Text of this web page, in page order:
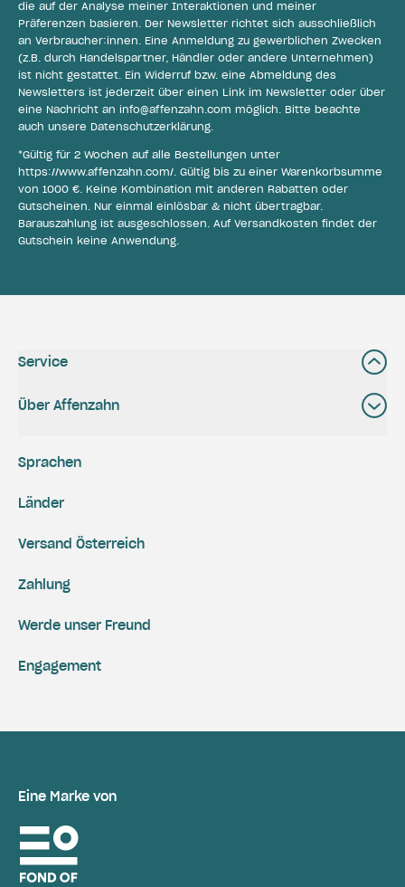
die auf der Analyse meiner Interaktionen und meiner
Präferenzen basieren. Der Newsletter richtet sich ausschließlich
an Verbraucher:innen. Eine Anmeldung zu gewerblichen Zwecken
(z.B. durch Handelspartner, Händler oder andere Unternehmen)
ist nicht gestattet. Ein Widerruf bzw. eine Abmeldung des
Newsletters ist jederzeit über einen Link im Newsletter oder über
eine Nachricht an info@affenzahn.com möglich. Bitte beachte
auch unsere Datenschutzerklärung.
*Gültig für 2 Wochen auf alle Bestellungen unter
https://www.affenzahn.com/. Gültig bis zu einer Warenkorbsumme
von 1000 €. Keine Kombination mit anderen Rabatten oder
Gutscheinen. Nur einmal einlösbar & nicht übertragbar.
Barauszahlung ist ausgeschlossen. Auf Versandkosten findet der
Gutschein keine Anwendung.
Service
Über Affenzahn
Versand Österreich
Zahlung
Engagement
Werde unser Freund
Sprachen
Länder
Eine Marke von